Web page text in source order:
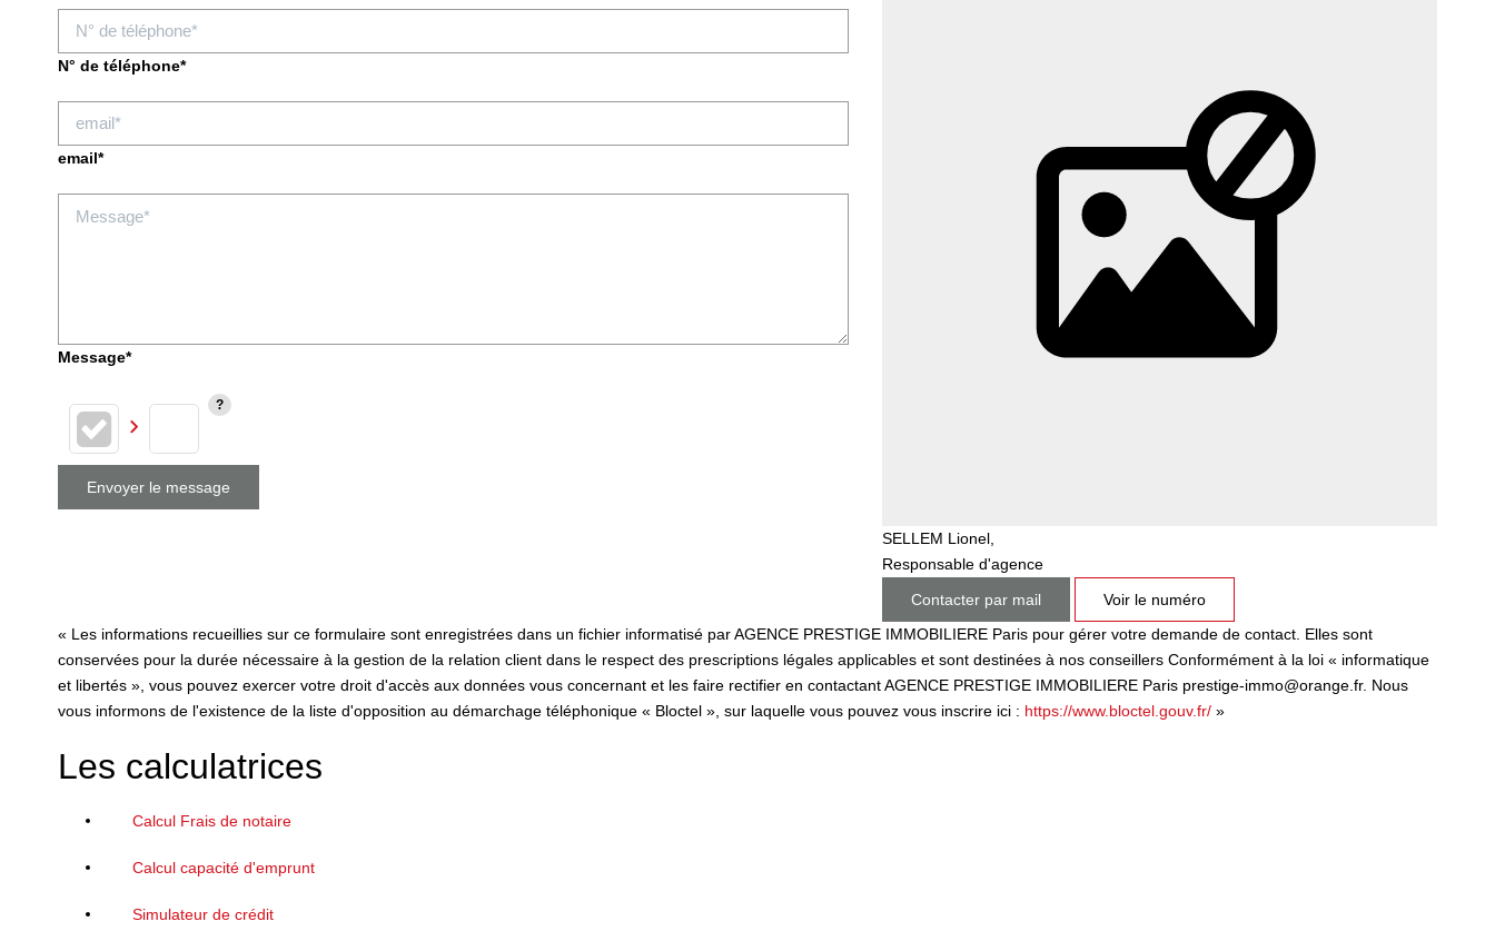
N° de téléphone*
email*
Message*
Envoyer le message
SELLEM Lionel,
Responsable d'agence
Contacter par mail
Voir le numéro
« Les informations recueillies sur ce formulaire sont enregistrées dans un fichier informatisé par AGENCE PRESTIGE IMMOBILIERE Paris pour gérer votre demande de contact. Elles sont
conservées pour la durée nécessaire à la gestion de la relation client dans le respect des prescriptions légales applicables et sont destinées à nos conseillers Conformément à la loi « informatique
et libertés », vous pouvez exercer votre droit d'accès aux données vous concernant et les faire rectifier en contactant AGENCE PRESTIGE IMMOBILIERE Paris prestige-immo@orange.fr. Nous
vous informons de l'existence de la liste d'opposition au démarchage téléphonique « Bloctel », sur laquelle vous pouvez vous inscrire ici : https://www.bloctel.gouv.fr/ »
Les calculatrices
Calcul Frais de notaire
Calcul capacité d'emprunt
Simulateur de crédit